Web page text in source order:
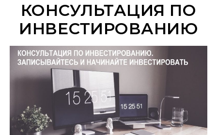
КОНСУЛЬТАЦИЯ ПО
ИНВЕСТИРОВАНИЮ